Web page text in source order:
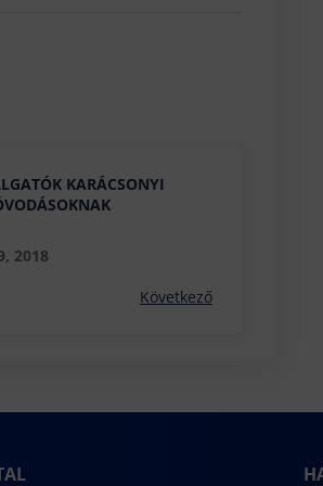
KARÁCSONYI
2018
Következő